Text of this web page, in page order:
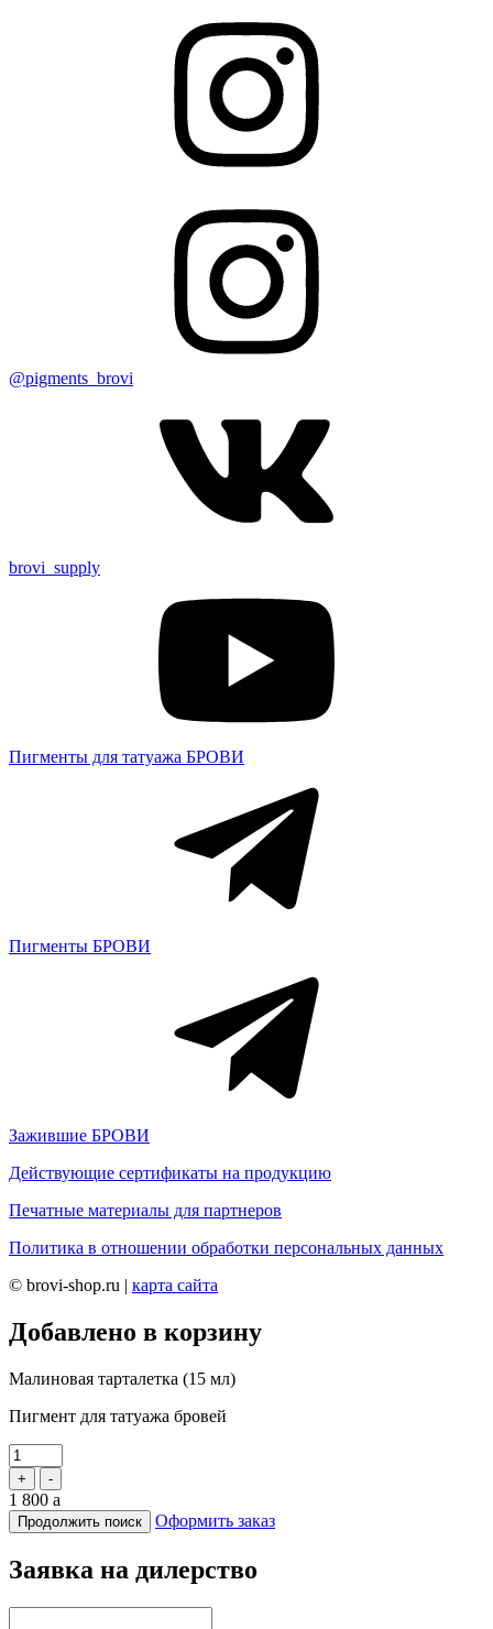
@pigments_brovi
brovi_supply
Пигменты для татуажа БРОВИ
Пигменты БРОВИ
Зажившие БРОВИ
Действующие сертификаты на продукцию
Печатные материалы для партнеров
Политика в отношении обработки персональных данных
© brovi-shop.ru | карта сайта
Добавлено в корзину
Малиновая тарталетка (15 мл)
Пигмент для татуажа бровей
+ -
1 800 a
Продолжить поиск Оформить заказ
Заявка на дилерство